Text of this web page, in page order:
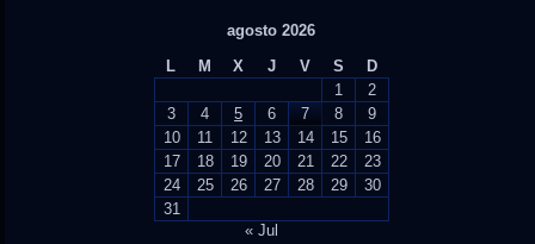
agosto 2026
L
M X J V S
D
1
2
3
4 5 6 7 8
9
10
11 12 13 14 15
16
17
18 19 20 21 22
23
24
25 26 27 28 29
30
31
« Jul